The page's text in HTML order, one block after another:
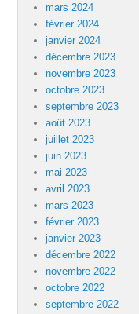
mars 2024
février 2024
janvier 2024
décembre 2023
novembre 2023
octobre 2023
septembre 2023
août 2023
juillet 2023
juin 2023
mai 2023
avril 2023
mars 2023
février 2023
janvier 2023
décembre 2022
novembre 2022
octobre 2022
septembre 2022